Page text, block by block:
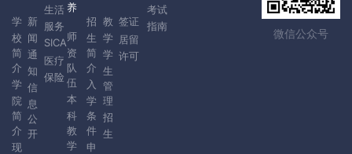
学
校
简
介
学
院
简
介
现
新
闻
通
知
信
息
公
开
生活
服务
SICA
医疗
保险
养
师
资
队
伍
本
科
教
学
招
生
简
介
入
学
条
件
申
教
学
学
生
管
理
招
生
签证
居留
许可
考试
指南
微信公众号